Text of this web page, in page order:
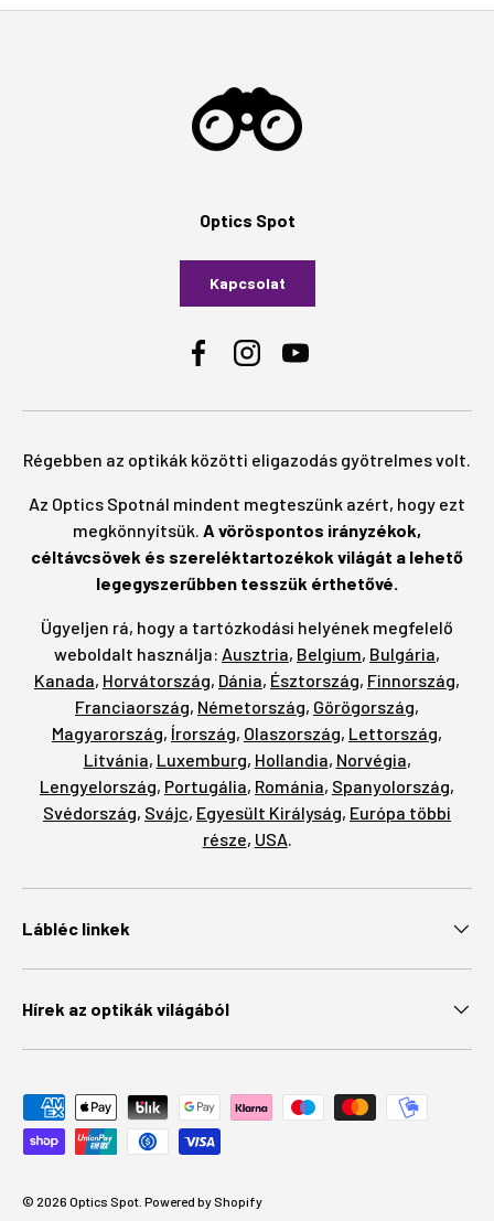
Optics Spot
Kapcsolat
FacebookInstagramYouTube
Régebben az optikák közötti eligazodás gyötrelmes volt.
Az Optics Spotnál mindent megteszünk azért, hogy ezt
megkönnyítsük. A vöröspontos irányzékok,
céltávcsövek és szereléktartozékok világát a lehető
legegyszerűbben tesszük érthetővé.
Ügyeljen rá, hogy a tartózkodási helyének megfelelő
weboldalt használja: Ausztria, Belgium, Bulgária,
Kanada, Horvátország, Dánia, Észtország, Finnország,
Franciaország, Németország, Görögország,
Magyarország, Írország, Olaszország, Lettország,
Litvánia, Luxemburg, Hollandia, Norvégia,
Lengyelország, Portugália, Románia, Spanyolország,
Svédország, Svájc, Egyesült Királyság, Európa többi
része, USA.
Lábléc linkek
Hírek az optikák világából
Elfogadott fizetési módok
© 2026 Optics Spot Powered by Shopify